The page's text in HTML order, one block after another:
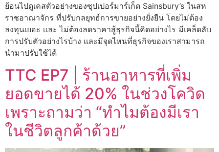
ย้อนไปดูเคสตัวอย่างของซุปเปอร์มาร์เก็ต Sainsbury’s ในสห
ราชอาณาจักร ที่ปรับกลยุทธ์การขายอย่างยั่งยืน โดยไม่ต้อง
ลงทุนเยอะ เเละ ไม่ต้องลดราคาสู้ธุรกิจนี้คิดอย่างไร มีเคล็ดลับ
การปรับตัวอย่างไรบ้าง เเละมีจุดไหนที่ธุรกิจของเราสามารถ
นำมาปรับใช้ได้
TTC EP7 | ร้านอาหารที่เพิ่ม
ยอดขายได้ 20% ในช่วงโควิด
เพราะถามว่า “ทำไมต้องมีเรา
ในชีวิตลูกค้าด้วย”